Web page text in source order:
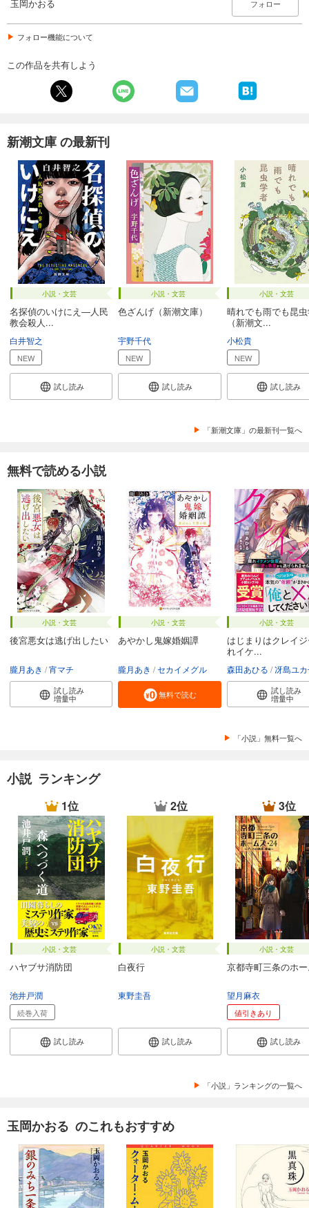
玉岡かおる フォロー
フォロー機能について
この作品を共有しよう
新潮文庫 の最新刊
小説・文芸
名探偵のいけにえ―人民
教会殺人...
白井智之
NEW
試し読み
小説・文芸
色ざんげ（新潮文庫）
宇野千代
NEW
試し読み
小説・文芸
晴れでも雨でも昆
（新潮文...
小松貴
NEW
試し読み
「新潮文庫」の最新刊一覧へ
無料で読める小説
小説・文芸
後宮悪女は逃げ出したい
朧月あき 宵マチ
試し読み
増量中
小説・文芸
あやかし鬼嫁婚姻譚
朧月あき セカイメグル
無料で読む
小説・文芸
はじまりはクレイ
れイケ...
森田あひる 冴島ユ
試し読み
増量中
「小説」無料一覧へ
小説 ランキング
1位
小説・文芸
ハヤブサ消防団
池井戸潤
続巻入荷
試し読み
2位
小説・文芸
白夜行
東野圭吾
試し読み
3位
小説・文芸
京都寺町三条のホ
望月麻衣
値引きあり
試し読み
「小説」ランキングの一覧へ
玉岡かおる のこれもおすすめ